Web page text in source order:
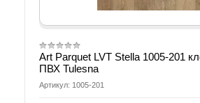
Art Parquet LVT Stella 1005-201
ПВХ Tulesna
Артикул: 1005-201